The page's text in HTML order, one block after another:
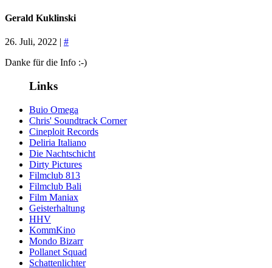
Gerald Kuklinski
26. Juli, 2022 | #
Danke für die Info :-)
Links
Buio Omega
Chris' Soundtrack Corner
Cineploit Records
Deliria Italiano
Die Nachtschicht
Dirty Pictures
Filmclub 813
Filmclub Bali
Film Maniax
Geisterhaltung
HHV
KommKino
Mondo Bizarr
Pollanet Squad
Schattenlichter